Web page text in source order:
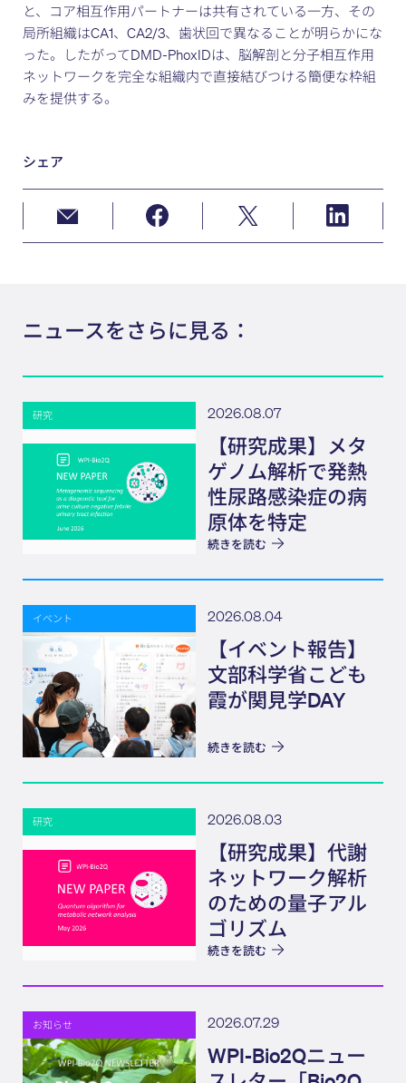
と、コア相互作用パートナーは共有されている一方、その
局所組織はCA1、CA2/3、歯状回で異なることが明らかにな
った。したがってDMD-PhoxIDは、脳解剖と分子相互作用
ネットワークを完全な組織内で直接結びつける簡便な枠組
みを提供する。
シェア
ニュースをさらに見る：
研究 2026.08.07
【研究成果】メタ
ゲノム解析で発熱
性尿路感染症の病
原体を特定
続きを読む
イベント 2026.08.04
【イベント報告】
文部科学省こども
霞が関見学DAY
続きを読む
研究 2026.08.03
【研究成果】代謝
ネットワーク解析
のための量子アル
ゴリズム
続きを読む
お知らせ 2026.07.29
WPI-Bio2Qニュー